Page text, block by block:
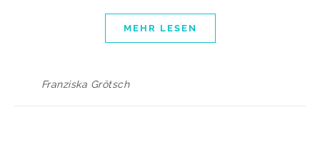
MEHR LESEN
Franziska Grötsch